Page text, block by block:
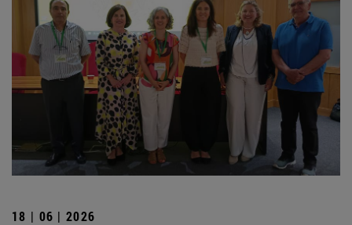
18 | 06 | 2026